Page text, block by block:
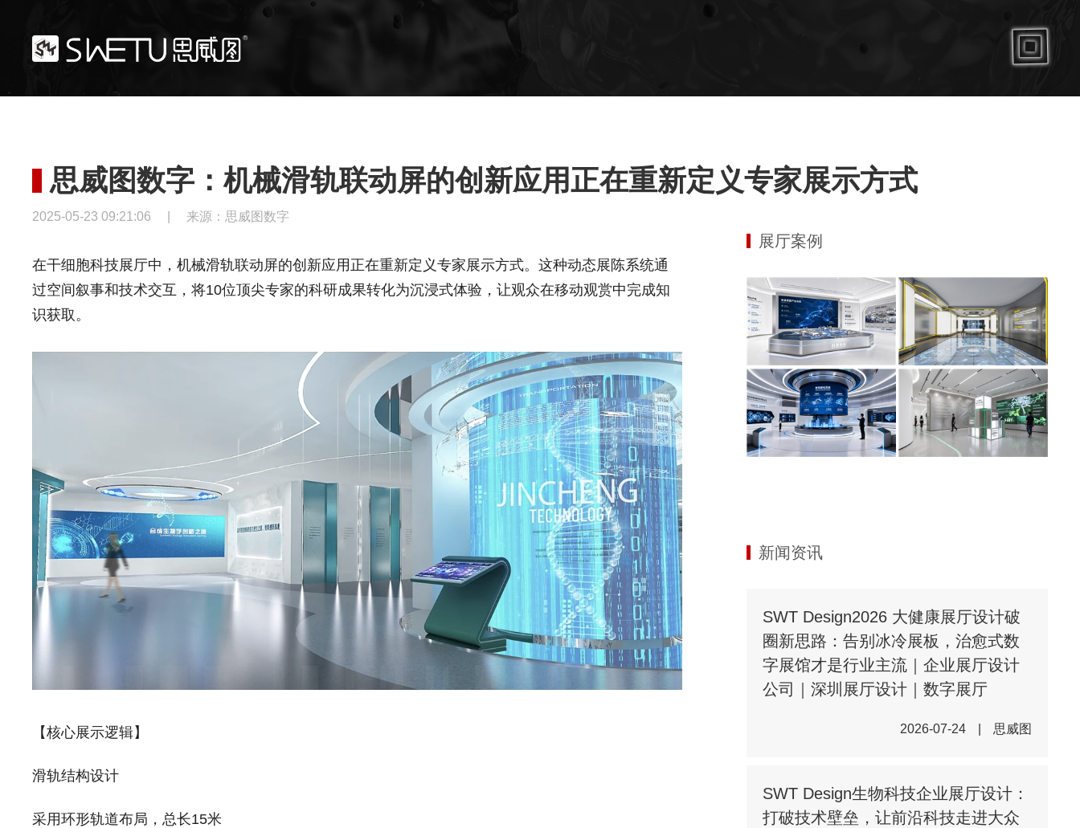
思威图数字：机械滑轨联动屏的创新应用正在重新定义专家展示方式
2025-05-23 09:21:06 来源：思威图数字
在干细胞科技展厅中，机械滑轨联动屏的创新应用正在重新定义专家展示方式。这种动态展陈系统通
过空间叙事和技术交互，将10位顶尖专家的科研成果转化为沉浸式体验，让观众在移动观赏中完成知
识获取。
【核心展示逻辑】
滑轨结构设计
采用环形轨道布局，总长15米
展厅案例
新闻资讯
SWT Design2026 大健康展厅设计破
圈新思路：告别冰冷展板，治愈式数
字展馆才是行业主流｜企业展厅设计
公司｜深圳展厅设计｜数字展厅
2026-07-24 思威图
SWT Design生物科技企业展厅设计：
打破技术壁垒，让前沿科技走进大众